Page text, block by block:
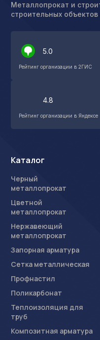
Металлопрокат и
строительных
5.0
Рейтинг организации в 2ГИС
4.8
Рейтинг организации в Яндексе
Каталог
Черный
металлопрокат
Цветной
металлопрокат
Нержавеющий
металлопрокат
Запорная арматура
Сетка металлическая
Профнастил
Поликарбонат
Теплоизоляция для
труб
Композитная арматура